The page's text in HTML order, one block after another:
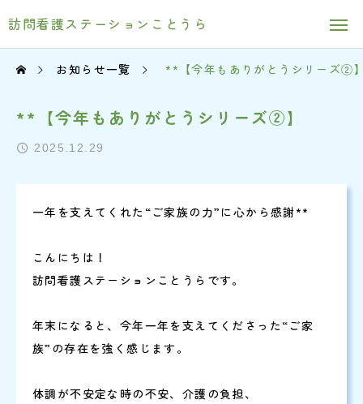
訪問看護ステーションことうら
お知らせ一覧 **【今年もありがとうシリーズ②
**【今年もありがとうシリーズ②】
2025.12.29
一年を支えてくれた“ご家族の力”に心から感謝**
こんにちは！
訪問看護ステーションことうらです。
年末になると、今年一年を支えてくださった“ご家
族”の存在を強く感じます。
体調が不安定な時の不安、介護の負担、